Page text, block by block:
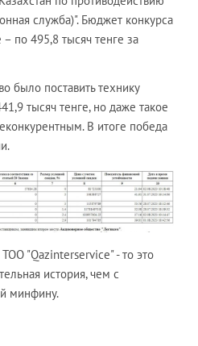
служба)". Бюджет конкурса
по 495,8 тысяч тенге за
было поставить технику
тысяч тенге, но даже такое
В итоге победа
"Qazinterservice" - то это
история, чем с
минфину.